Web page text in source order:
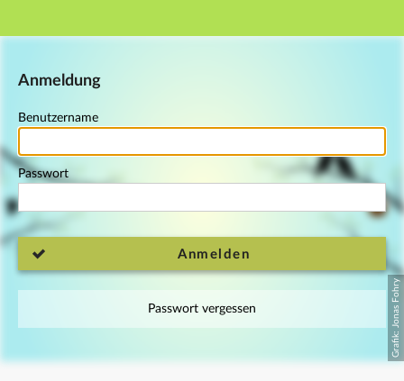
Hauptnavigation
Anmeldung
Benutzername
Passwort
Anmelden
Passwort vergessen